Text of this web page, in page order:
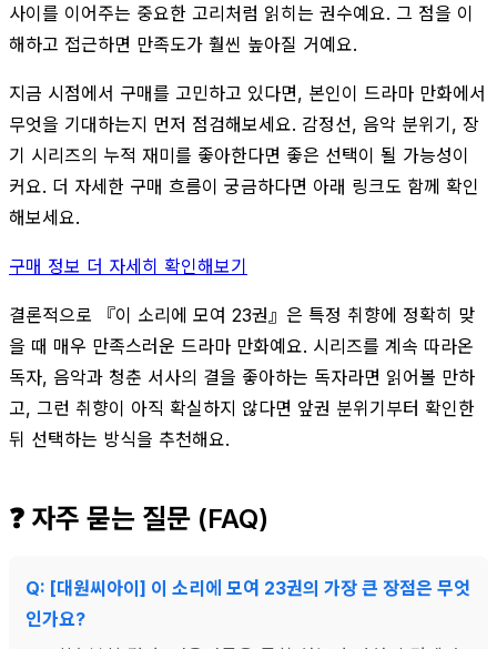
사이를 이어주는 중요한 고리처럼 읽히는 권수예요. 그 점을 이
해하고 접근하면 만족도가 훨씬 높아질 거예요.
지금 시점에서 구매를 고민하고 있다면, 본인이 드라마 만화에서
무엇을 기대하는지 먼저 점검해보세요. 감정선, 음악 분위기, 장
기 시리즈의 누적 재미를 좋아한다면 좋은 선택이 될 가능성이
커요. 더 자세한 구매 흐름이 궁금하다면 아래 링크도 함께 확인
해보세요.
구매 정보 더 자세히 확인해보기
결론적으로 『이 소리에 모여 23권』은 특정 취향에 정확히 맞
을 때 매우 만족스러운 드라마 만화예요. 시리즈를 계속 따라온
독자, 음악과 청춘 서사의 결을 좋아하는 독자라면 읽어볼 만하
고, 그런 취향이 아직 확실하지 않다면 앞권 분위기부터 확인한
뒤 선택하는 방식을 추천해요.
❓ 자주 묻는 질문 (FAQ)
Q: [대원씨아이] 이 소리에 모여 23권의 가장 큰 장점은 무엇
인가요?